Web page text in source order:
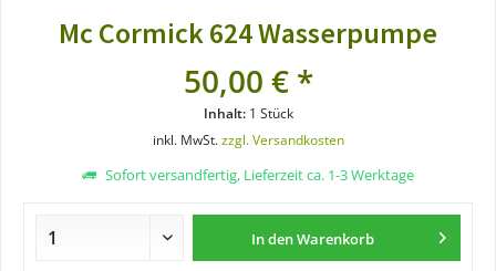
Mc Cormick 624 Wasserpumpe
50,00 € *
Inhalt: 1 Stück
inkl. MwSt.zzgl. Versandkosten
Sofort versandfertig, Lieferzeit ca. 1-3 Werktage
In denWarenkorb